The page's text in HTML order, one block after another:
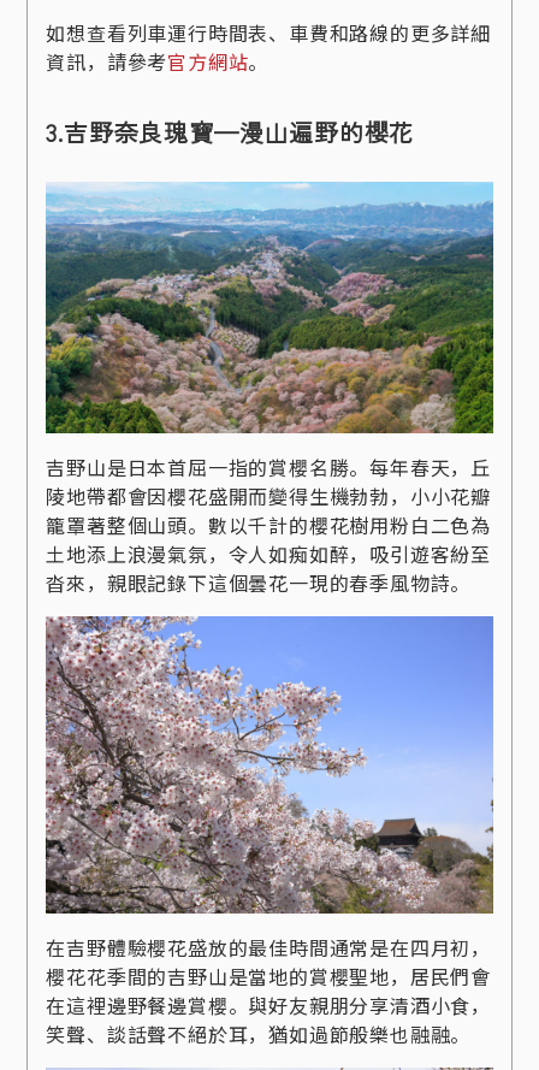
如想查看列車運行時間表、車費和路線的更多詳細
資訊，請參考官方網站。
3.吉野奈良瑰寶—漫山遍野的櫻花
吉野山是日本首屈一指的賞櫻名勝。每年春天，丘
陵地帶都會因櫻花盛開而變得生機勃勃，小小花瓣
籠罩著整個山頭。數以千計的櫻花樹用粉白二色為
土地添上浪漫氣氛，令人如痴如醉，吸引遊客紛至
沓來，親眼記錄下這個曇花一現的春季風物詩。
在吉野體驗櫻花盛放的最佳時間通常是在四月初，
櫻花花季間的吉野山是當地的賞櫻聖地，居民們會
在這裡邊野餐邊賞櫻。與好友親朋分享清酒小食，
笑聲、談話聲不絕於耳，猶如過節般樂也融融。